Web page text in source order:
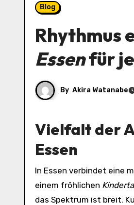
Blog
Rhythmus
Essenfür
By Akira Watanabe
Vielfalt der
Essen
In Essen verbindet eine
einem fröhlichen
das Spektrum ist breit.